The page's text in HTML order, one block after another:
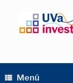
contenido
Menú